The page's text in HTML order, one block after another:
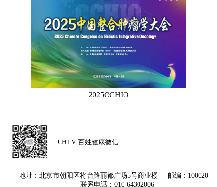
2025CCHIO
CHTV 百姓健康微信
地址：北京市朝阳区将台路丽都广场5号商业楼 邮编：100020
联系电话：010-64302006